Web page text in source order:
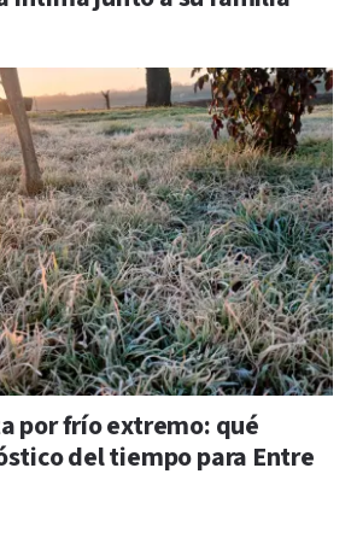
por frío extremo: qué
del tiempo para Entre